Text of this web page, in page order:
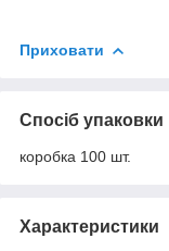
Приховати
Спосіб упаковки
коробка 100 шт.
Характеристики